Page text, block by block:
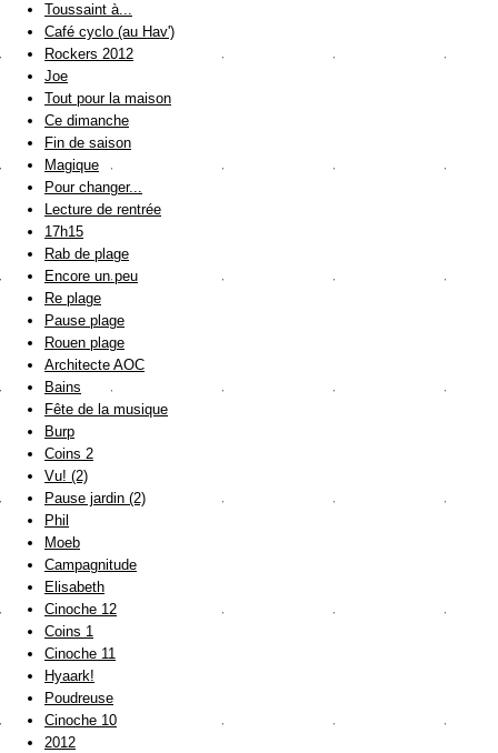
Toussaint à...
Café cyclo (au Hav')
Rockers 2012
Joe
Tout pour la maison
Ce dimanche
Fin de saison
Magique
Pour changer...
Lecture de rentrée
17h15
Rab de plage
Encore un peu
Re plage
Pause plage
Rouen plage
Architecte AOC
Bains
Fête de la musique
Burp
Coins 2
Vu! (2)
Pause jardin (2)
Phil
Moeb
Campagnitude
Elisabeth
Cinoche 12
Coins 1
Cinoche 11
Hyaark!
Poudreuse
Cinoche 10
2012